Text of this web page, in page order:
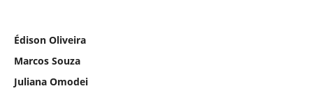
Édison Oliveira
Marcos Souza
Juliana Omodei